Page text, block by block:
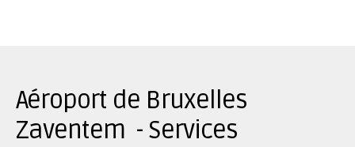
Aéroport de Bruxelles
Zaventem - Services